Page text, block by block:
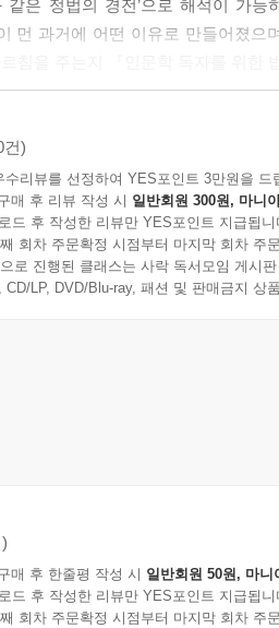
같은 정법의 경전’으로 해석이 가
먼 과거에 어떤 이유로 만들어졌
복에 이르는 것!
라고도 불리는 거친 삶의 바다에는
이해하고 세상에 자리한다면 거
를 파악함으로써 더 큰 행복의 세
처럼 중생의 상황에 맞추어 설한
겨 있다고 말한다. 그 핵심 요의는
『법화경』은 무명으로 인해 이
밝힌 경전이다.
건)
수리뷰를 선정하여 YES포인트 3만원을 드
매 후 리뷰 작성 시 일반회원 300원, 마니
드 후 작성한 리뷰만 YES포인트 지급됩니
회차 주문확정 시점부터 마지막 회차 주
로 진행된 클래스는 사락 독서모임 게시
CD/LP, DVD/Blu-ray, 패션 및 판매금지 상
매 후 한줄평 작성 시 일반회원 50원, 마니
드 후 작성한 리뷰만 YES포인트 지급됩니
회차 주문확정 시점부터 마지막 회차 주